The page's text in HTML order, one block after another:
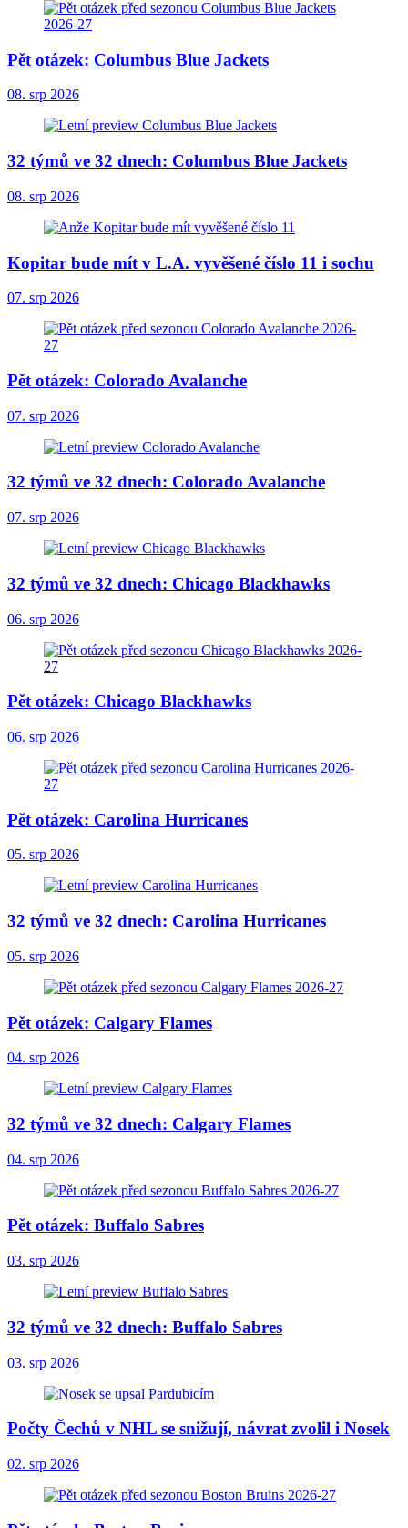
Pět otázek: Columbus Blue Jackets
08. srp 2026
32 týmů ve 32 dnech: Columbus Blue Jackets
08. srp 2026
Kopitar bude mít v L.A. vyvěšené číslo 11 i sochu
07. srp 2026
Pět otázek: Colorado Avalanche
07. srp 2026
32 týmů ve 32 dnech: Colorado Avalanche
07. srp 2026
32 týmů ve 32 dnech: Chicago Blackhawks
06. srp 2026
Pět otázek: Chicago Blackhawks
06. srp 2026
Pět otázek: Carolina Hurricanes
05. srp 2026
32 týmů ve 32 dnech: Carolina Hurricanes
05. srp 2026
Pět otázek: Calgary Flames
04. srp 2026
32 týmů ve 32 dnech: Calgary Flames
04. srp 2026
Pět otázek: Buffalo Sabres
03. srp 2026
32 týmů ve 32 dnech: Buffalo Sabres
03. srp 2026
Počty Čechů v NHL se snižují, návrat zvolil i Nosek
02. srp 2026